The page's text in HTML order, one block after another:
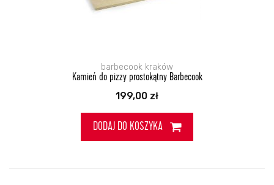
barbecook kraków
Kamień do pizzy prostokątny Barbecook
199,00 zł
DODAJ DO KOSZYKA